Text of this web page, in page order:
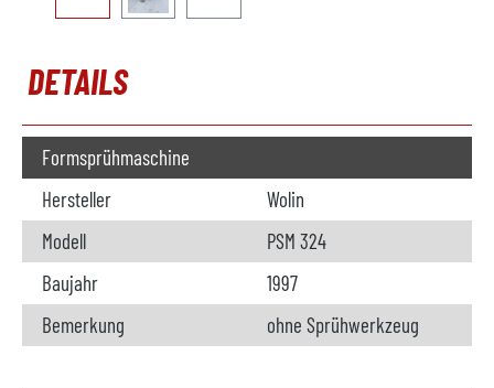
DETAILS
Formsprühmaschine
Hersteller
Wolin
Modell
PSM 324
Baujahr
1997
Bemerkung
ohne Sprühwerkzeug